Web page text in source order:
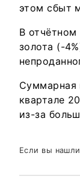
этом сбыт
В
золота (-
Суммарная
квартале
из-за
Если вы